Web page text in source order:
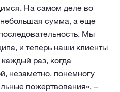
На самом деле во
сумма, а еще
Мы
и теперь наши клиенты
раз, когда
незаметно, понемногу
пожертвования», –